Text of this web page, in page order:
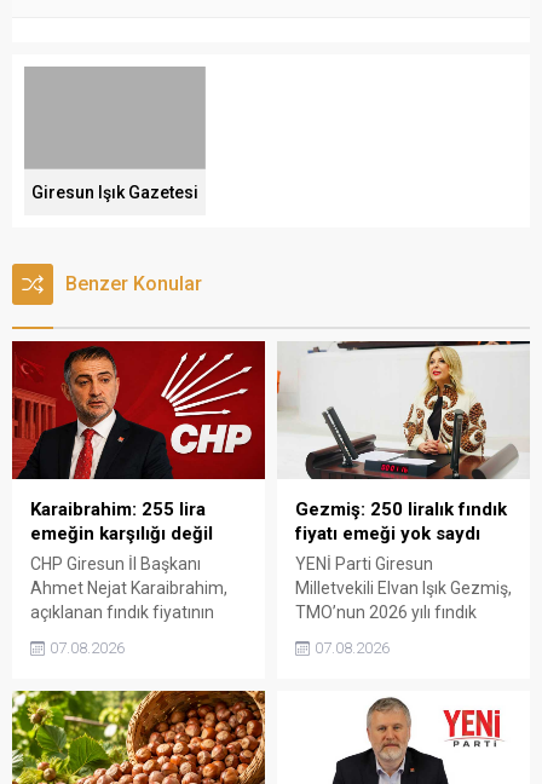
Giresun Işık Gazetesi
Benzer Konular
Karaibrahim: 255 lira
emeğin karşılığı değil
CHP Giresun İl Başkanı
Ahmet Nejat Karaibrahim,
açıklanan fındık fiyatının
karşısında yetersiz kaldığını
emeğinin korunmasını
istedi. Karaibrahim,
sürdürülebilir üretim için
07.08.2026
Gezmiş: 250 liralık fındık
fiyatı emeği yok saydı
YENİ Parti Giresun
Milletvekili Elvan Işık Gezmiş,
TMO’nun 2026 yılı fındık
Açıklanan rakamın üreticinin
karşılamadığını belirten
Gezmiş, “Üreticiyi yok
sayanı, günü geldiğinde
07.08.2026